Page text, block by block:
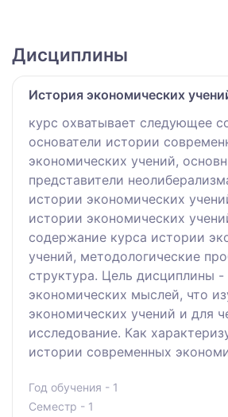
Дисциплины
История экономических
курс охватывает следующее
основатели истории
экономических учений,
представители
истории экономических
истории экономических
содержание курса истории
учений, методологические
структура. Цель дисциплины
экономических мыслей, что
экономических учений и для
исследование. Как
истории современных
Год обучения - 1
Семестр - 1